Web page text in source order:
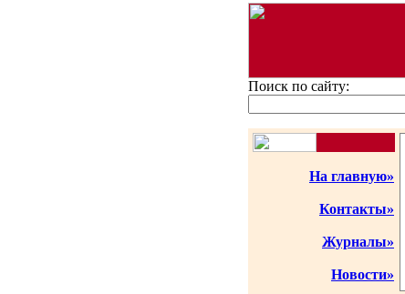
Поиск по сайту:
На главную»
Контакты»
Журналы»
Новости»